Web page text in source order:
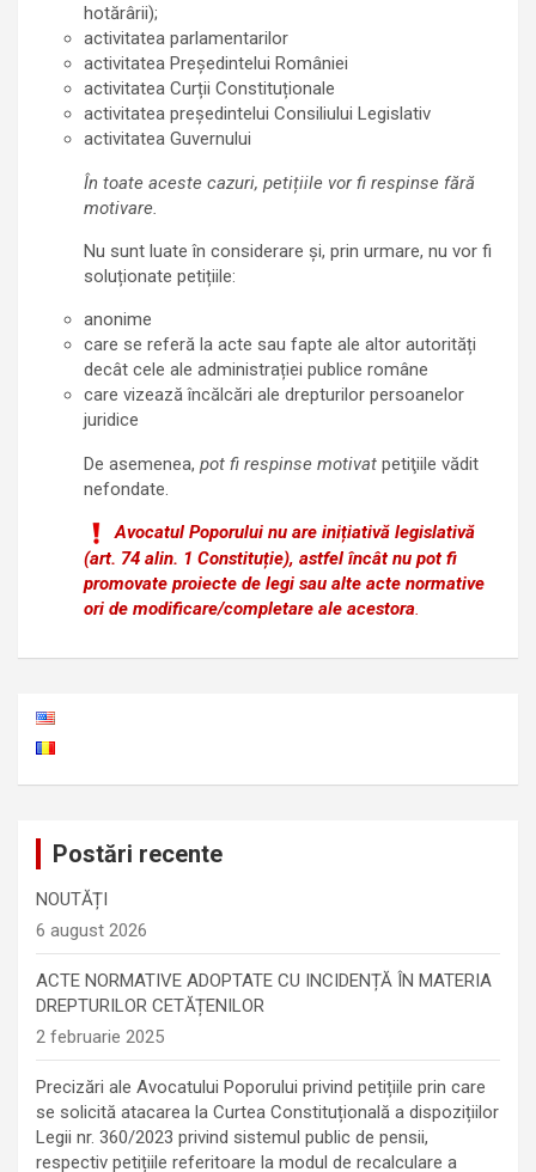
hotărârii);
activitatea parlamentarilor
activitatea Președintelui României
activitatea Curții Constituționale
activitatea preşedintelui Consiliului Legislativ
activitatea Guvernului
În toate aceste cazuri, petițiile vor fi respinse fără
motivare.
Nu sunt luate în considerare și, prin urmare, nu vor fi
soluționate petițiile:
anonime
care se referă la acte sau fapte ale altor autorități
decât cele ale administrației publice române
care vizează încălcări ale drepturilor persoanelor
juridice
De asemenea, pot fi respinse motivat petiţiile vădit
nefondate.
Avocatul Poporului nu are inițiativă legislativă
(art. 74 alin. 1 Constituție), astfel încât nu pot fi
promovate proiecte de legi sau alte acte normative
ori de modificare/completare ale acestora.
Postări recente
NOUTĂȚI
6 august 2026
ACTE NORMATIVE ADOPTATE CU INCIDENȚĂ ÎN MATERIA
DREPTURILOR CETĂȚENILOR
2 februarie 2025
Precizări ale Avocatului Poporului privind petițiile prin care
se solicită atacarea la Curtea Constituțională a dispozițiilor
Legii nr. 360/2023 privind sistemul public de pensii,
respectiv petițiile referitoare la modul de recalculare a